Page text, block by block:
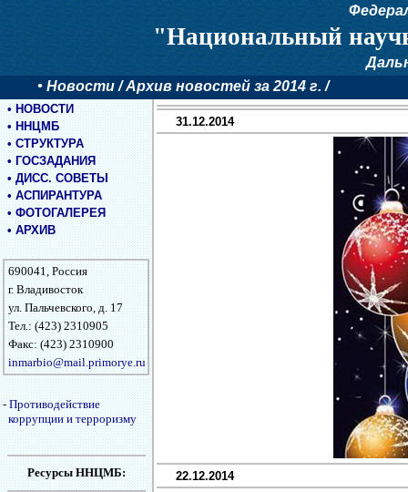
"Национальный
• Новости / Архив новостей за 2014 г. /
•НОВОСТИ
•ННЦМБ
•СТРУКТУРА
•ГОСЗАДАНИЯ
•ДИСС. СОВЕТЫ
•АСПИРАНТУРА
•ФОТОГАЛЕРЕЯ
•АРХИВ
690041, Россия
г. Владивосток
ул. Пальчевского, д. 17
Тел.: (423) 2310905
Факс: (423) 2310900
inmarbio@mail.primorye.ru
-Противодействие
коррупции и терроризму
Ресурсы ННЦМБ:
31.12.2014
22.12.2014